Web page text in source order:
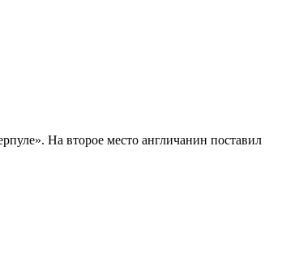
На второе место англичанин поставил